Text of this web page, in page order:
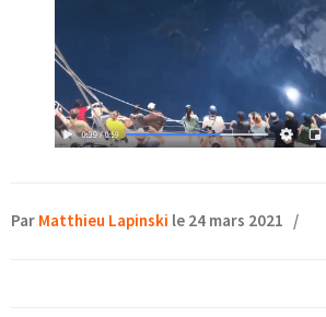
Par Matthieu Lapinski le 24 mars 2021 /